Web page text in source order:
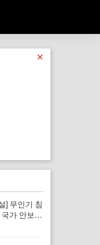
✕
] 무인기 침
가 안보와